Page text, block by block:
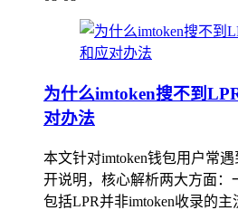
为什么imtoken搜不到
对办法
本文针对imtoken钱包用户常
开说明，核心解析两大方面：
包括LPR并非imtoken收录的